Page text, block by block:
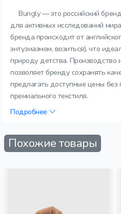
Bungly — это российский
для активных исследований
бренда происходит от
энтузиазмом, возиться), что
природу детства. Производство
позволяет бренду сохранять
предлагать доступные цены без
премиального текстиля.
Подробнее
Похожие товары